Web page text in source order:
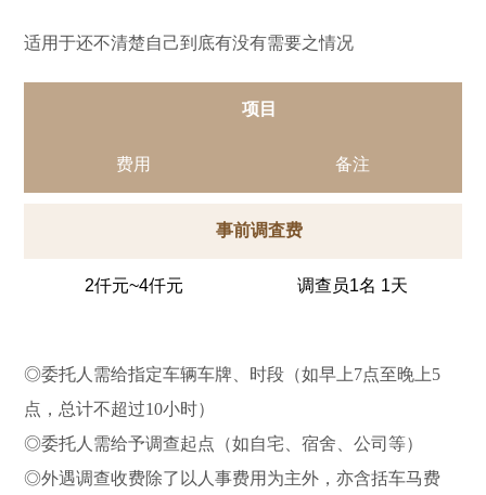
适用于还不清楚自己到底有没有需要之情况
项目
费用 备注
事前调査费
2仟元~4仟元 调查员1名 1天
◎委托人需给指定车辆车牌、时段（如早上7点至晚上5
点，总计不超过10小时）
◎委托人需给予调查起点（如自宅、宿舍、公司等）
◎外遇调查收费除了以人事费用为主外，亦含括车马费